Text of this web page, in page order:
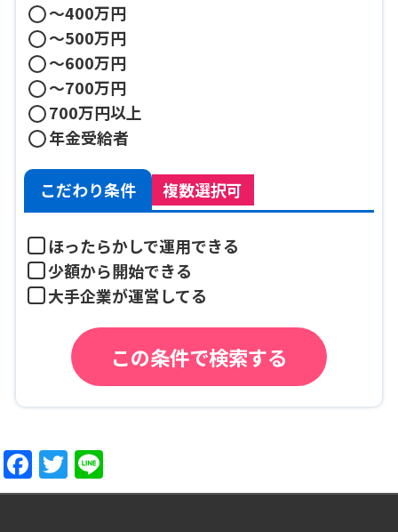
〜400万円
〜500万円
〜600万円
〜700万円
700万円以上
年金受給者
こだわり条件 複数選択可
ほったらかしで運用できる
少額から開始できる
大手企業が運営してる
Facebook
Twitter